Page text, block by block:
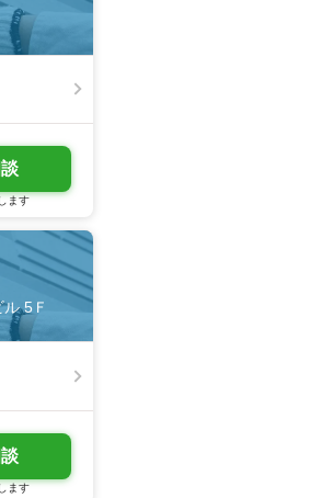
ます
5Ｆ
ます